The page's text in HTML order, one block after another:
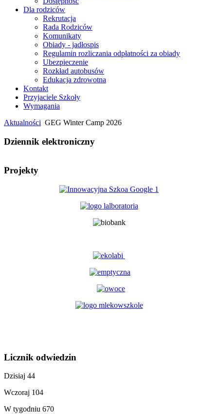
Dla rodziców
Rekrutacja
Rada Rodziców
Komunikaty
Obiady - jadłospis
Regulamin rozliczania odpłatności za obiady
Ubezpieczenie
Rozkład autobusów
Edukacja zdrowotna
Kontakt
Przyjaciele Szkoły
Wymagania
Aktualności GEG Winter Camp 2026
Dziennik elektroniczny
Projekty
Licznik odwiedzin
Dzisiaj 44
Wczoraj 104
W tygodniu 670